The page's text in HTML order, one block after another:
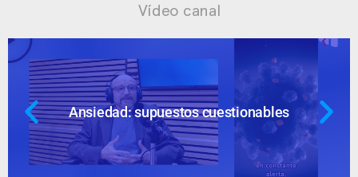
Vídeo canal
Ansiedad: supuestos cuestionables